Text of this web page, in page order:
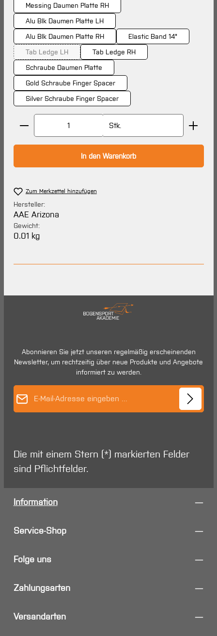
Messing Daumen Platte RH
Alu Blk Daumen Platte LH
Alu Blk Daumen Platte RH
Elastic Band 14"
Tab Ledge LH
(Diese Option ist zurzeit nicht verfügbar.)
Tab Ledge RH
Schraube Daumen Platte
Gold Schraube Finger Spacer
Silver Schraube Finger Spacer
Produkt Anzahl: Gib den gewünschten Wert ein
Stk.
In den Warenkorb
Zum Merkzettel hinzufügen
Hersteller:
AAE Arizona
Gewicht:
0.01 kg
Abonnieren Sie jetzt unseren regelmäßig erscheinenden
Newsletter, um rechtzeitig über neue Produkte und Angebote
informiert zu werden.
Die mit einem Stern (*) markierten Felder
sind Pflichtfelder.
Information
Service-Shop
Folge uns
Zahlungsarten
Versandarten